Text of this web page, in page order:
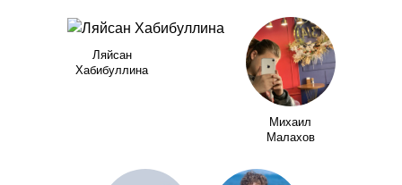
Ляйсан
Хабибуллина
Михаил
Малахов